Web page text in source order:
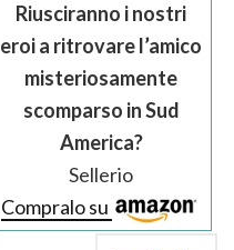
Riusciranno i nostri
eroi a ritrovare l’amico
misteriosamente
scomparso in Sud
America?
Sellerio
Compralo su